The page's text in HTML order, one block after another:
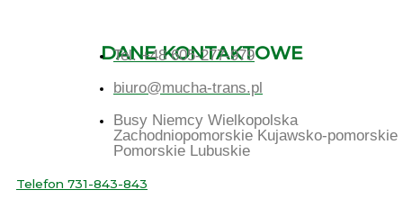
DANE KONTAKTOWE
Tel. +48 605-277-979
biuro@mucha-trans.pl
Busy Niemcy Wielkopolska
Zachodniopomorskie Kujawsko-pomorskie
Pomorskie Lubuskie
Telefon 731-843-843